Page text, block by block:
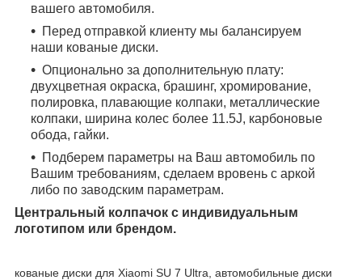
вашего автомобиля.
Перед отправкой клиенту мы балансируем
наши кованые диски.
Опционально за дополнительную плату:
двухцветная окраска, брашинг, хромирование,
полировка, плавающие колпаки, металлические
колпаки, ширина колес более 11.5J, карбоновые
обода, гайки.
Подберем параметры на Ваш автомобиль по
Вашим требованиям, сделаем вровень с аркой
либо по заводским параметрам.
Центральный колпачок с индивидуальным
логотипом или брендом.
кованые диски для Xiaomi SU 7 Ultra, автомобильные диски